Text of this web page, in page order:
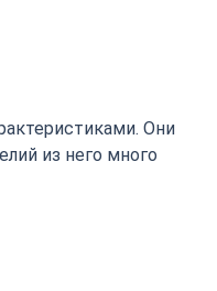
Они
из него много